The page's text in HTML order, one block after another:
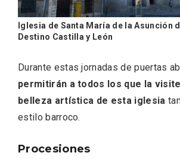
Iglesia de Santa María de la Asunción
Destino Castilla y León
Durante estas jornadas de puertas
permitirán a todos los que la
belleza artística de esta iglesia
estilo barroco.
Procesiones
Feria del Vino de Toro
“Otros Vinos de Toro”